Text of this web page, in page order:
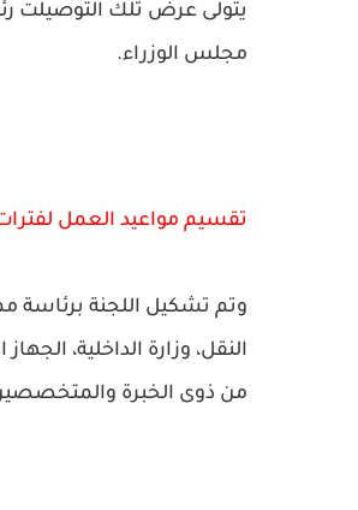
يتولى عرض تلك التوصيلت
مجلس الوزراء.
تقسيم مواعيد العمل
وتم تشكيل اللجنة برئاسة
النقل، وزارة الداخلية،
من ذوى الخبرة